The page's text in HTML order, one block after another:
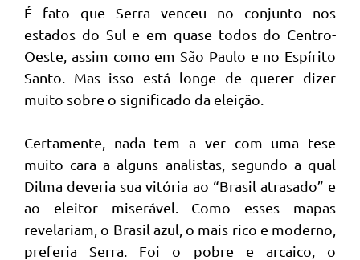
É fato que Serra venceu no conjunto nos
estados do Sul e em quase todos do Centro-
Oeste, assim como em São Paulo e no Espírito
Santo. Mas isso está longe de querer dizer
muito sobre o significado da eleição.
Certamente, nada tem a ver com uma tese
muito cara a alguns analistas, segundo a qual
Dilma deveria sua vitória ao “Brasil atrasado” e
ao eleitor miserável. Como esses mapas
revelariam, o Brasil azul, o mais rico e moderno,
preferia Serra. Foi o pobre e arcaico, o